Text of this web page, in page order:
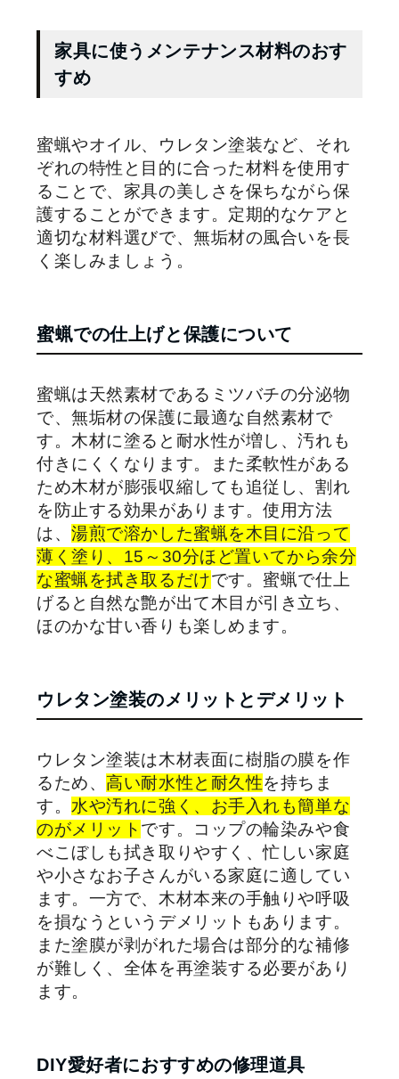
家具に使うメンテナンス材料のおす
すめ
蜜蝋やオイル、ウレタン塗装など、それ
ぞれの特性と目的に合った材料を使用す
ることで、家具の美しさを保ちながら保
護することができます。定期的なケアと
適切な材料選びで、無垢材の風合いを長
く楽しみましょう。
蜜蝋での仕上げと保護について
蜜蝋は天然素材であるミツバチの分泌物
で、無垢材の保護に最適な自然素材で
す。木材に塗ると耐水性が増し、汚れも
付きにくくなります。また柔軟性がある
ため木材が膨張収縮しても追従し、割れ
を防止する効果があります。使用方法
は、湯煎で溶かした蜜蝋を木目に沿って
薄く塗り、 15 ～ 30分ほど置いてから余分
な蜜蝋を拭き取るだけです。蜜蝋で仕上
げると自然な艶が出て木目が引き立ち、
ほのかな甘い香りも楽しめます。
ウレタン塗装のメリットとデメリット
ウレタン塗装は木材表面に樹脂の膜を作
るため、高い耐水性と耐久性を持ちま
す。水や汚れに強く、お手入れも簡単な
のがメリット です。コップの輪染みや食
べこぼしも拭き取りやすく、忙しい家庭
や小さなお子さんがいる家庭に適してい
ます。一方で、木材本来の手触りや呼吸
を損なうというデメリットもあります。
また塗膜が剥がれた場合は部分的な補修
が難しく、全体を再塗装する必要があり
ます。
DIY愛好者におすすめの修理道具